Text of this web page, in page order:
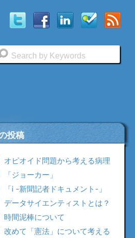
投稿
オピオイド問題から考える病理
「ジョーカー」
「i -新聞記者ドキュメント-」
データサイエンティストとは？
時間泥棒について
改めて「憲法」について考える